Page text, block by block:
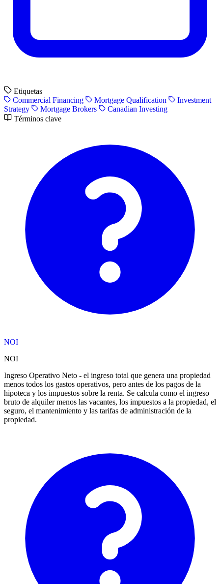
Etiquetas
Commercial Financing
Mortgage Qualification
Investment
Strategy
Mortgage Brokers
Canadian Investing
Términos clave
NOI
NOI
Ingreso Operativo Neto - el ingreso total que genera una propiedad
menos todos los gastos operativos, pero antes de los pagos de la
hipoteca y los impuestos sobre la renta. Se calcula como el ingreso
bruto de alquiler menos las vacantes, los impuestos a la propiedad, el
seguro, el mantenimiento y las tarifas de administración de la
propiedad.